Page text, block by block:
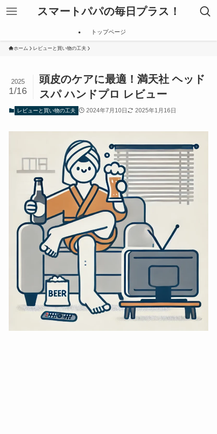
スマートパパの毎日プラス！
トップページ
ホーム レビューと買い物の工夫
頭皮のケアに最適！満天社 ヘッド
スパ ハンドプロ レビュー
2025
1/16
レビューと買い物の工夫 2024年7月10日 2025年1月16日